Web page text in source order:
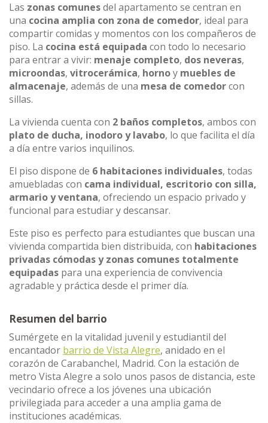
Las zonas comunesdel apartamento se centran en
una cocina amplia con zona de comedor, ideal para
compartir comidas y momentos con los compañeros de
piso. La cocina está equipada con todo lo necesario
para entrar a vivir: menaje completo, dos neveras,
microondas, vitrocerámica, hornoy muebles de
almacenaje, además de una mesa de comedorcon
sillas.
La vivienda cuenta con 2 baños completos, ambos con
plato de ducha, inodoro y lavabo, lo que facilita el día
a día entre varios inquilinos.
El piso dispone de 6 habitaciones individuales, todas
amuebladas con cama individual, escritorio con silla,
armario y ventana, ofreciendo un espacio privado y
funcional para estudiar y descansar.
Este piso es perfecto para estudiantes que buscan una
vivienda compartida bien distribuida, con habitaciones
privadas cómodas y zonas comunes totalmente
equipadas para una experiencia de convivencia
agradable y práctica desde el primer día.
Resumen del barrio
Sumérgete en la vitalidad juvenil y estudiantil del
encantador barrio de Vista Alegre, anidado en el
corazón de Carabanchel, Madrid. Con la estación de
metro Vista Alegre a solo unos pasos de distancia, este
vecindario ofrece a los jóvenes una ubicación
privilegiada para acceder a una amplia gama de
instituciones académicas.